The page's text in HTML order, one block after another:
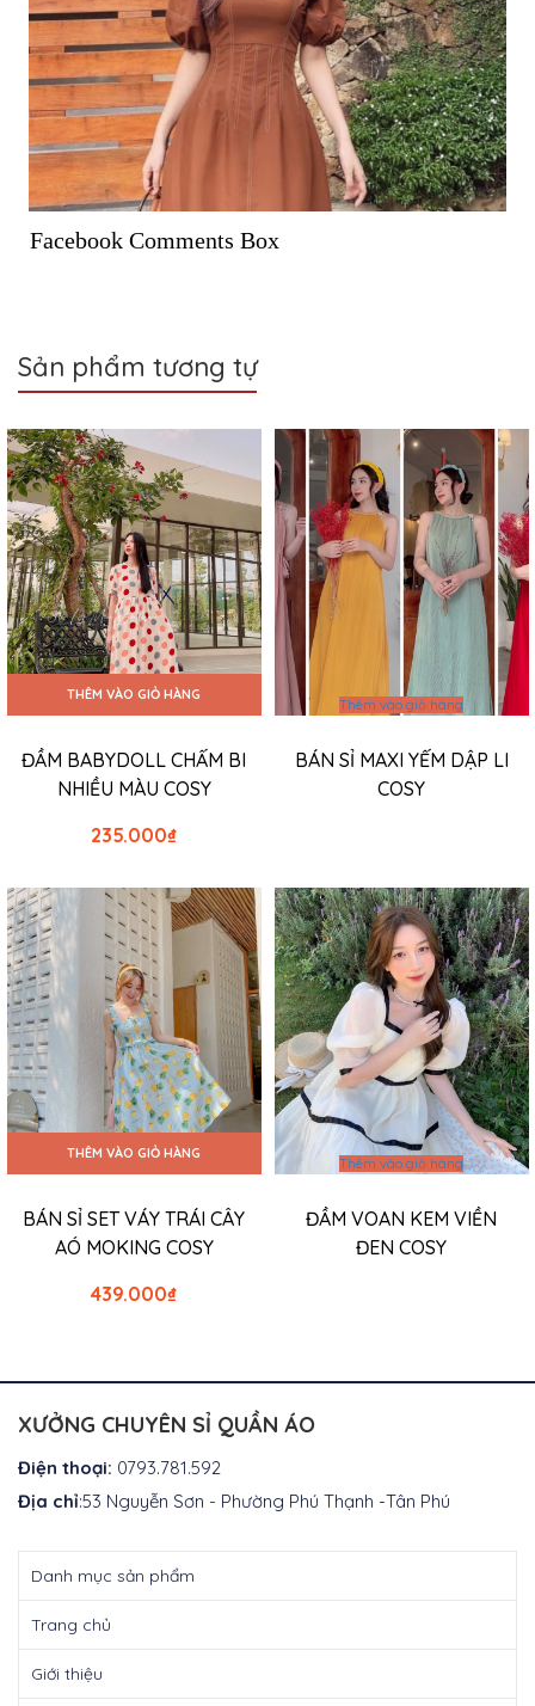
Facebook Comments Box
Sản phẩm tương tự
THÊM VÀO GIỎ HÀNG
ĐẦM BABYDOLL CHẤM BI
NHIỀU MÀU COSY
₫
235.000
Thêm vào giỏ hàng
BÁN SỈ MAXI YẾM DẬP LI
COSY
THÊM VÀO GIỎ HÀNG
BÁN SỈ SET VÁY TRÁI CÂY
AÓ MOKING COSY
₫
439.000
Thêm vào giỏ hàng
ĐẦM VOAN KEM VIỀN
ĐEN COSY
XƯỞNG CHUYÊN SỈ QUẦN ÁO
Điện thoại: 0793.781.592
Địa chỉ:53 Nguyễn Sơn - Phường Phú Thạnh -Tân Phú
Danh mục sản phẩm
Trang chủ
Giới thiệu